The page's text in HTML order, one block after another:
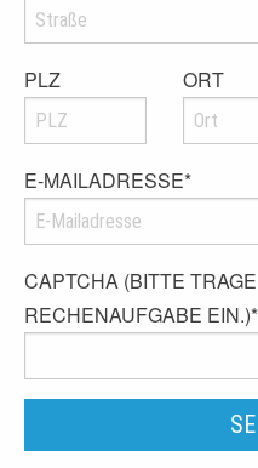
PLZ ORT
E-MAILADRESSE*
CAPTCHA (BITTE
RECHENAUFGABE EIN.)*